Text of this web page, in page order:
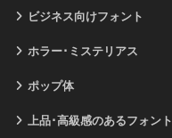
ビジネス向けフォント
ホラー･ミステリアス
ポップ体
上品･高級感のあるフォント